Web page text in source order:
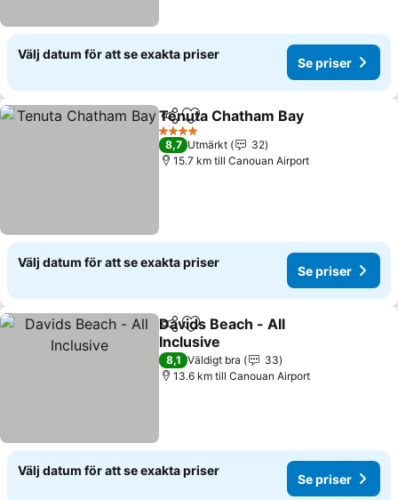
Välj datum för att se exakta priser
Se priser
Dela Lägg till i Mina Favoriter
Tenuta Chatham Bay
4 Stjärnor
8,7 Utmärkt
32
15.7 km till Canouan Airport
Välj datum för att se exakta priser
Se priser
Dela Lägg till i Mina Favoriter
Davids Beach - All
Inclusive
8,1 Väldigt bra
33
13.6 km till Canouan Airport
Välj datum för att se exakta priser
Se priser